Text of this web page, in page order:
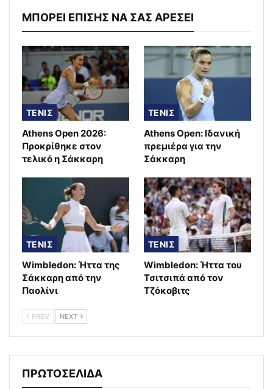
ΜΠΟΡΕΙ ΕΠΙΣΗΣ ΝΑ ΣΑΣ ΑΡΕΣΕΙ
ΤΕΝΙΣ
Athens Open 2026:
Προκρίθηκε στον
τελικό η Σάκκαρη
ΤΕΝΙΣ
Athens Open: Ιδανική
πρεμιέρα για την
Σάκκαρη
ΤΕΝΙΣ
Wimbledon: Ήττα της
Σάκκαρη από την
Παολίνι
ΤΕΝΙΣ
Wimbledon: Ήττα του
Τσιτσιπά από τον
Τζόκοβιτς
PREV NEXT
ΠΡΩΤΟΣΕΛΙΔΑ